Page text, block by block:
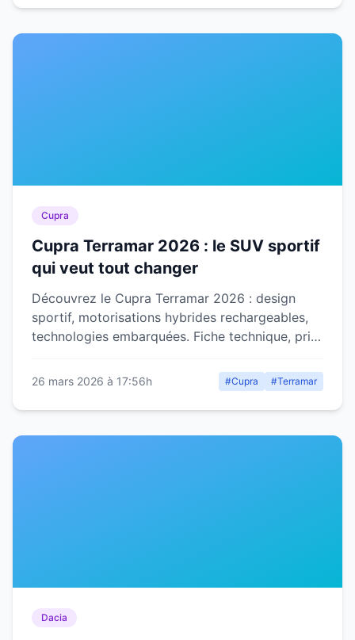
Cupra
Cupra Terramar 2026 : le SUV sportif
qui veut tout changer
Découvrez le Cupra Terramar 2026 : design
sportif, motorisations hybrides rechargeables,
technologies embarquées. Fiche technique, prix
26 mars 2026 à 17:56h #Cupra #Terramar
Dacia